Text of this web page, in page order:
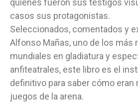
quienes fueron sus testigos
casos sus protagonistas.
Seleccionados, comentados y
Alfonso Mañas, uno de los más
mundiales en gladiatura y
anfiteatrales, este libro es el
definitivo para saber cómo eran
juegos de la arena.